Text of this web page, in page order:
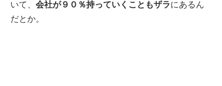
いて、会社が９０％持っていくこともザラにあるん
だとか。